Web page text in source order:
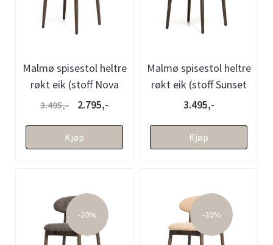
Malmø spisestol heltre
røkt eik (stoff Nova
brun melert)
3.495,- 2.795,-
Kjøp
Malmø spisestol heltre
røkt eik (stoff Sunset
beige melert)
3.495,-
Kjøp
-20% -20%